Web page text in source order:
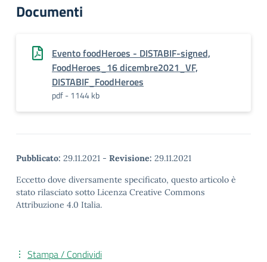
Documenti
Evento foodHeroes - DISTABIF-signed,
FoodHeroes_16 dicembre2021_VF,
DISTABIF_FoodHeroes
pdf - 1144 kb
Pubblicato: 29.11.2021 - Revisione: 29.11.2021
Eccetto dove diversamente specificato, questo articolo è
stato rilasciato sotto Licenza Creative Commons
Attribuzione 4.0 Italia.
Stampa / Condividi